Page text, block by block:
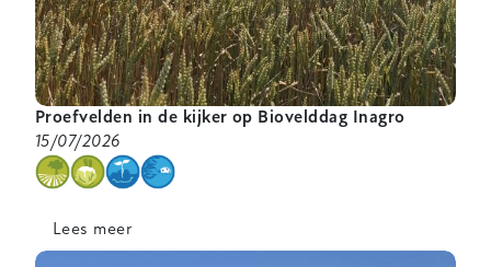
Proefvelden in de kijker op Biovelddag Inagro
15/07/2026
categorie
Lees meer
Proefvelden